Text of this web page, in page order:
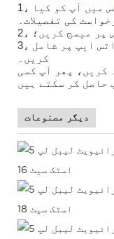
1، مجھے ایک انکوائری بھیجیں جس میں آپ کو کیا
کی تفصیلات۔
پر میسج کریں؛
3، مزید بات کرنے کے لیے مجھے واٹس ایپ پر شامل
کریں۔
کریں، پھر آپ کسی
دیگر مصنوعات